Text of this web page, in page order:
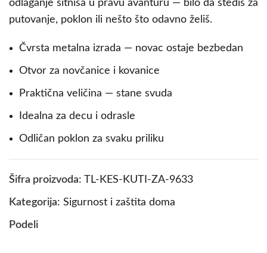
odlaganje sitniša u pravu avanturu — bilo da štediš za
putovanje, poklon ili nešto što odavno želiš.
Čvrsta metalna izrada — novac ostaje bezbedan
Otvor za novčanice i kovanice
Praktična veličina — stane svuda
Idealna za decu i odrasle
Odličan poklon za svaku priliku
Šifra proizvoda: TL-KES-KUTI-ZA-9633
Kategorija: Sigurnost i zaštita doma
Podeli